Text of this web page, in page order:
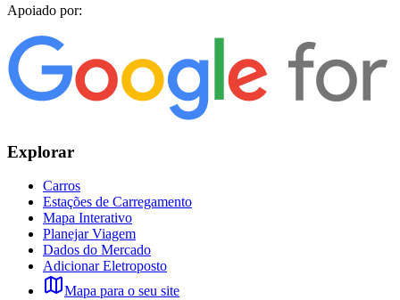
Apoiado por:
Explorar
Carros
Estações de Carregamento
Mapa Interativo
Planejar Viagem
Dados do Mercado
Adicionar Eletroposto
Mapa para o seu site